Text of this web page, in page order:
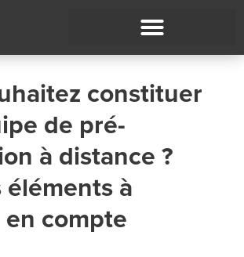
constituer
de pré-
à distance ?
éléments à
compte